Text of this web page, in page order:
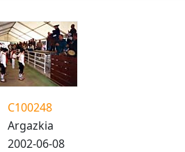
C100248
Argazkia
2002-06-08